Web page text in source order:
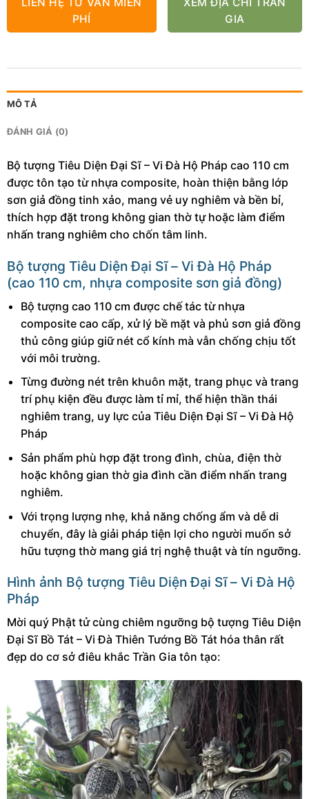
PHÍ
GIA
MÔ TẢ
ĐÁNH GIÁ (0)
Bộ tượng Tiêu Diện Đại Sĩ – Vi Đà Hộ Pháp cao 110 cm
được tôn tạo từ nhựa composite, hoàn thiện bằng lớp
sơn giả đồng tinh xảo, mang vẻ uy nghiêm và bền bỉ,
thích hợp đặt trong không gian thờ tự hoặc làm điểm
nhấn trang nghiêm cho chốn tâm linh.
Bộ tượng Tiêu Diện Đại Sĩ – Vi Đà Hộ Pháp
(cao 110 cm, nhựa composite sơn giả đồng)
Bộ tượng cao 110 cm được chế tác từ nhựa
composite cao cấp, xử lý bề mặt và phủ sơn giả đồng
thủ công giúp giữ nét cổ kính mà vẫn chống chịu tốt
với môi trường.
Từng đường nét trên khuôn mặt, trang phục và trang
trí phụ kiện đều được làm tỉ mỉ, thể hiện thần thái
nghiêm trang, uy lực của Tiêu Diện Đại Sĩ – Vi Đà Hộ
Pháp
Sản phẩm phù hợp đặt trong đình, chùa, điện thờ
hoặc không gian thờ gia đình cần điểm nhấn trang
nghiêm.
Với trọng lượng nhẹ, khả năng chống ẩm và dễ di
chuyển, đây là giải pháp tiện lợi cho người muốn sở
hữu tượng thờ mang giá trị nghệ thuật và tín ngưỡng.
Hình ảnh Bộ tượng Tiêu Diện Đại Sĩ – Vi Đà Hộ
Pháp
Mời quý Phật tử cùng chiêm ngưỡng bộ tượng Tiêu Diện
Đại Sĩ Bồ Tát – Vi Đà Thiên Tướng Bồ Tát hóa thân rất
đẹp do cơ sở điêu khắc Trần Gia tôn tạo: